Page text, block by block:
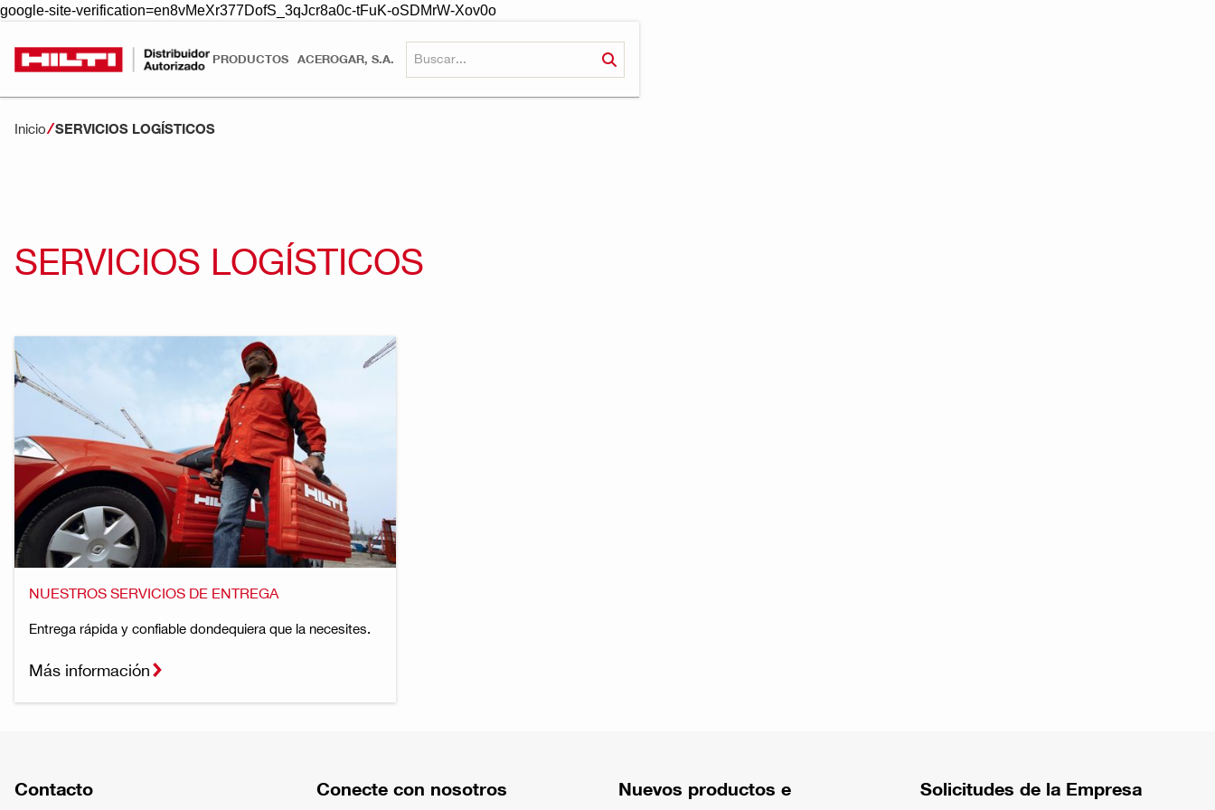
google-site-verification=en8vMeXr377DofS_3qJcr8a0c-tFuK-oSDMrW-Xov0o
PRODUCTOS ACEROGAR, S.A.
Inicio SERVICIOS LOGÍSTICOS
SERVICIOS LOGÍSTICOS
NUESTROS SERVICIOS DE ENTREGA
Entrega rápida y confiable dondequiera que la necesites.
Más información
Contacto Conecte con nosotros
Nuevos productos e
Solicitudes de la Empresa